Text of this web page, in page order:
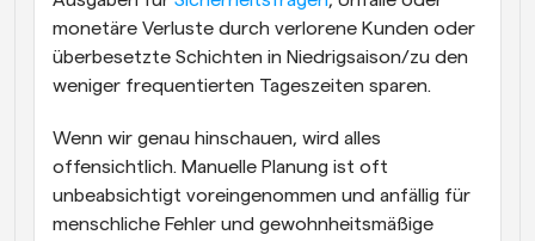
monetäre Verluste durch verlorene Kunden oder
überbesetzte Schichten in Niedrigsaison/zu den
weniger frequentierten Tageszeiten sparen.
Wenn wir genau hinschauen, wird alles
offensichtlich. Manuelle Planung ist oft
unbeabsichtigt voreingenommen und anfällig für
menschliche Fehler und gewohnheitsmäßige